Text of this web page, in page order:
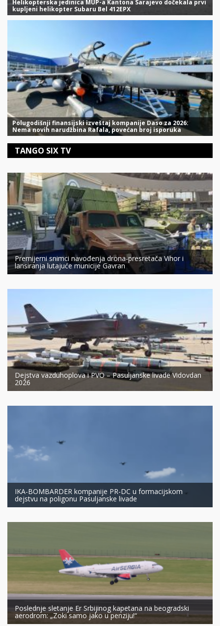
Helikopterska jedinica MUP-a Kantona Sarajevo dočekala prvi
kupljeni helikopter Subaru Bel 412EPX
Polugodišnji finansijski izveštaj kompanije Daso za 2026:
Nema novih narudžbina Rafala, povećan broj isporuka
TANGO SIX TV
Premijerni snimci navođenja drona-presretača Vihor i
lansiranja lutajuće municije Gavran
Dejstva vazduhoplova i PVO – Pasuljanske livade Vidovdan
2026
IKA-BOMBARDER kompanije PR-DC u formacijskom
dejstvu na poligonu Pasuljanske livade
Poslednje sletanje Er Srbijinog kapetana na beogradski
aerodrom: „Zoki samo jako u penziju!“